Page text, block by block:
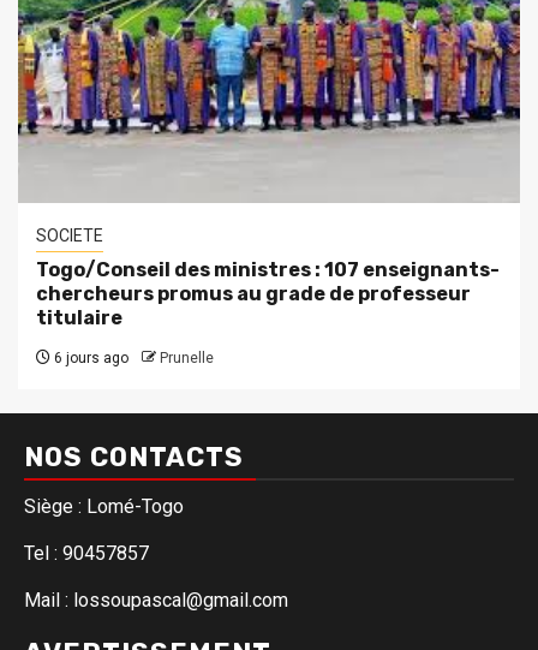
SOCIETE
Togo/Conseil des ministres : 107 enseignants-
chercheurs promus au grade de professeur
titulaire
6 jours ago Prunelle
NOS CONTACTS
Siège : Lomé-Togo
Tel : 90457857
Mail : lossoupascal@gmail.com